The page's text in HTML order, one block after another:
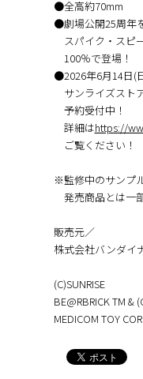
●全高約70mm
●劇場公開25周年
スパイク・スピ
100％で登場！
●2026年6月14日(
サンライズスト
予約受付中！
詳細はhttps://
ご覧ください！
※監修中のサンプ
発売商品とは一
販売元／
株式会社バンダイ
(C)SUNRISE
BE@RBRICK TM &
MEDICOM TOY